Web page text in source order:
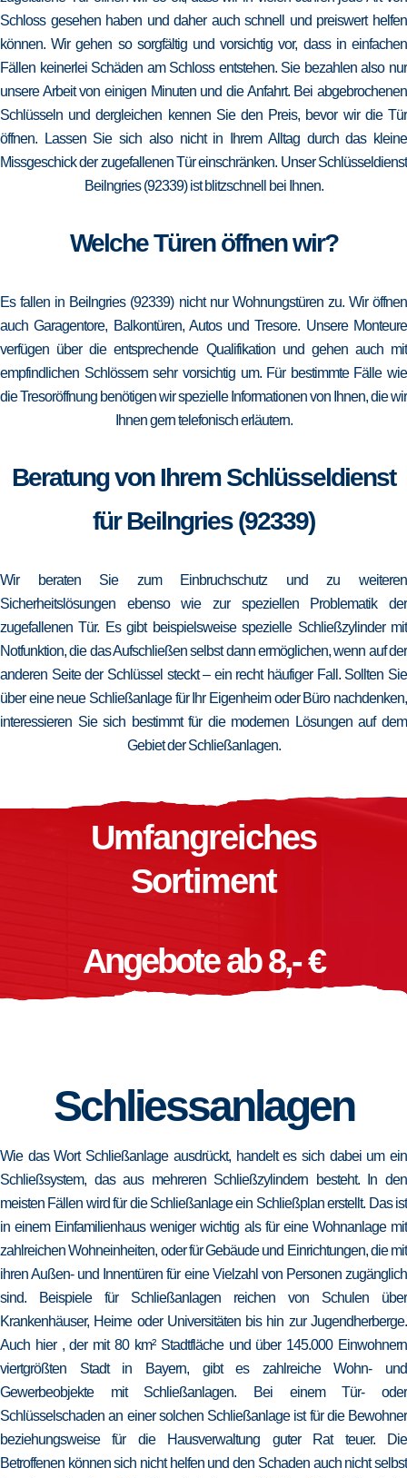
Schloss gesehen haben und daher auch schnell und preiswert helfen
können. Wir gehen so sorgfältig und vorsichtig vor, dass in einfachen
Fällen keinerlei Schäden am Schloss entstehen. Sie bezahlen also nur
unsere Arbeit von einigen Minuten und die Anfahrt. Bei abgebrochenen
Schlüsseln und dergleichen kennen Sie den Preis, bevor wir die Tür
öffnen. Lassen Sie sich also nicht in Ihrem Alltag durch das kleine
Missgeschick der zugefallenen Tür einschränken. Unser Schlüsseldienst
Beilngries (92339) ist blitzschnell bei Ihnen.
Welche Türen öffnen wir?
Es fallen in Beilngries (92339) nicht nur Wohnungstüren zu. Wir öffnen
auch Garagentore, Balkontüren, Autos und Tresore. Unsere Monteure
verfügen über die entsprechende Qualifikation und gehen auch mit
empfindlichen Schlössern sehr vorsichtig um. Für bestimmte Fälle wie
die Tresoröffnung benötigen wir spezielle Informationen von Ihnen, die wir
Ihnen gern telefonisch erläutern.
Beratung von Ihrem Schlüsseldienst
für Beilngries (92339)
Wir beraten Sie zum Einbruchschutz und zu weiteren
Sicherheitslösungen ebenso wie zur speziellen Problematik der
zugefallenen Tür. Es gibt beispielsweise spezielle Schließzylinder mit
Notfunktion, die das Aufschließen selbst dann ermöglichen, wenn auf der
anderen Seite der Schlüssel steckt – ein recht häufiger Fall. Sollten Sie
über eine neue Schließanlage für Ihr Eigenheim oder Büro nachdenken,
interessieren Sie sich bestimmt für die modernen Lösungen auf dem
Gebiet der Schließanlagen.
Umfangreiches
Sortiment
Angebote ab 8,- €
Schliessanlagen
Wie das Wort Schließanlage ausdrückt, handelt es sich dabei um ein
Schließsystem, das aus mehreren Schließzylindern besteht. In den
meisten Fällen wird für die Schließanlage ein Schließplan erstellt. Das ist
in einem Einfamilienhaus weniger wichtig als für eine Wohnanlage mit
zahlreichen Wohneinheiten, oder für Gebäude und Einrichtungen, die mit
ihren Außen- und Innentüren für eine Vielzahl von Personen zugänglich
sind. Beispiele für Schließanlagen reichen von Schulen über
Krankenhäuser, Heime oder Universitäten bis hin zur Jugendherberge.
Auch hier , der mit 80 km² Stadtfläche und über 145.000 Einwohnern
viertgrößten Stadt in Bayern, gibt es zahlreiche Wohn- und
Gewerbeobjekte mit Schließanlagen. Bei einem Tür- oder
Schlüsselschaden an einer solchen Schließanlage ist für die Bewohner
beziehungsweise für die Hausverwaltung guter Rat teuer. Die
Betroffenen können sich nicht helfen und den Schaden auch nicht selbst